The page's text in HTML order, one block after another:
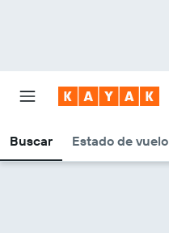
Buscar Estado de vuelo